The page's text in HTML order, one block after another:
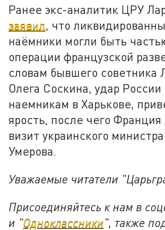
Ранее экс-аналитик ЦРУ
заявил, что
наёмники могли быть
операции французской
словам бывшего советника
Олега Соскина, удар
наемникам в Харькове,
ярость, после чего
визит украинского
Умерова.
Уважаемые читатели
Присоединяйтесь к нам в
и "Одноклассники", также